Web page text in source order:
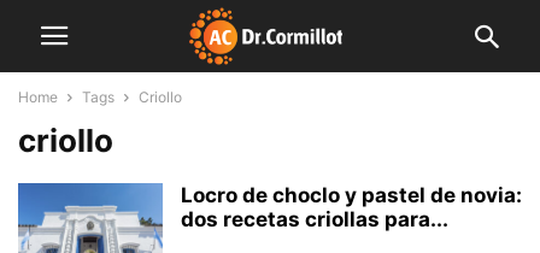
Home Tags Criollo
criollo
Locro de choclo y pastel de novia:
dos recetas criollas para...